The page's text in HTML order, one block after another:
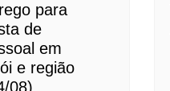
para
de
em
e região
08)